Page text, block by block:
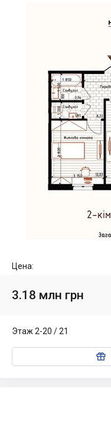
Цена:
3.18 млн грн
Этаж 2-20 / 21
